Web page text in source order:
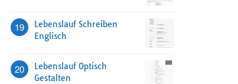
19
Lebenslauf Schreiben
Englisch
20
Lebenslauf Optisch
Gestalten